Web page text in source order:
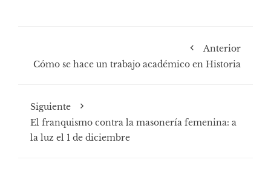
Anterior
Cómo se hace un trabajo académico en Historia
Siguiente
El franquismo contra la masonería femenina: a
la luz el 1 de diciembre